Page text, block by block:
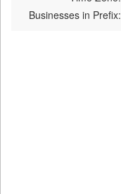
Businesses in Prefix: